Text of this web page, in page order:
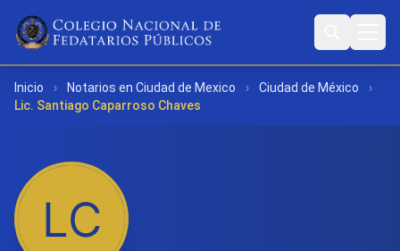
Inicio › Notarios en Ciudad de Mexico › Ciudad de México
›
Lic. Santiago Caparroso Chaves